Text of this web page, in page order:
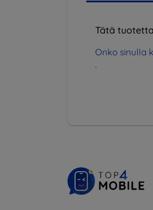
Tätä
Onko sinulla
.